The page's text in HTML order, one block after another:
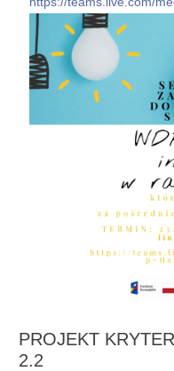
PROJEKT
2.2